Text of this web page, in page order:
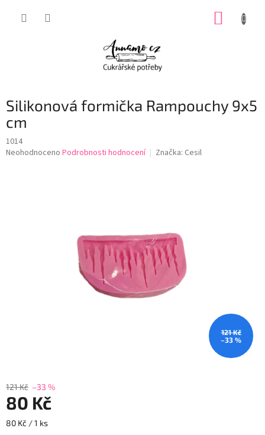
Silikonová formička Rampouchy 9x5
cm
1014
Průměrné
Neohodnoceno Podrobnosti hodnocení Značka: Cesil
121 Kč
–33 %
121 Kč –33 %
80 Kč
Měrná
80 Kč / 1 ks